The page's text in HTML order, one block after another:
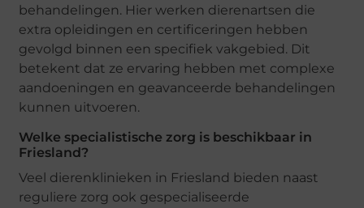
behandelingen. Hier werken dierenartsen die
extra opleidingen en certificeringen hebben
gevolgd binnen een specifiek vakgebied. Dit
betekent dat ze ervaring hebben met complexe
aandoeningen en geavanceerde behandelingen
kunnen uitvoeren.
Welke specialistische zorg is beschikbaar in
Friesland?
Veel dierenklinieken in Friesland bieden naast
reguliere zorg ook gespecialiseerde